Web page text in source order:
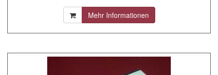
Mehr Informationen